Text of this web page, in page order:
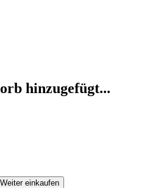
hinzugefügt...
Weiter einkaufen